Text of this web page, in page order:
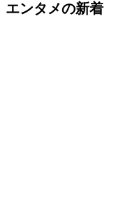
エンタメの新着